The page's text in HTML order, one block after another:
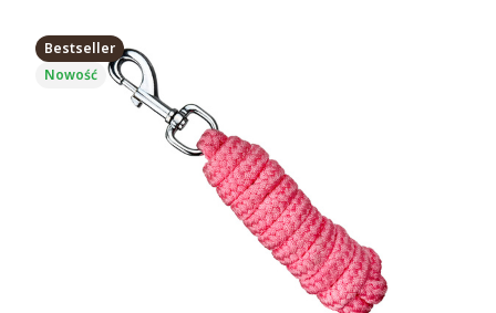
Bestseller
Nowość